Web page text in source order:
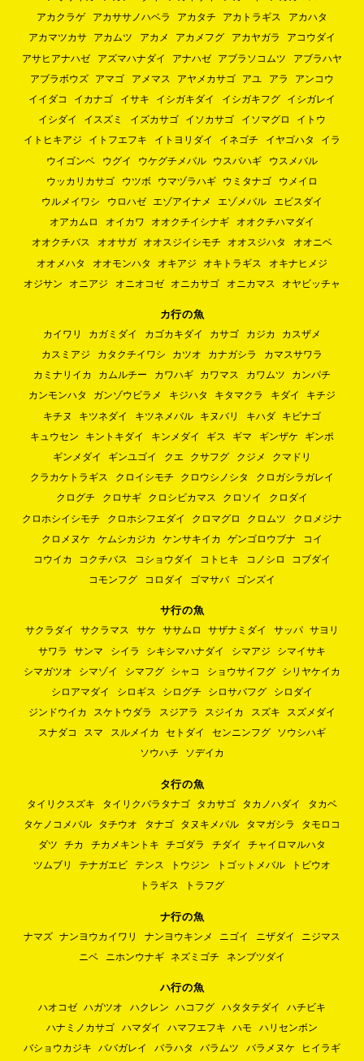
アカクラゲ
アカササノハベラ アカタチ アカトラギス
アカハタ
アカマツカサ
アカムツ アカメ アカメフグ アカヤガラ
アコウダイ
アサヒアナハゼ
アズマハナダイ アナハゼ アブラソコムツ
アブラハヤ
アブラボウズ
アマゴ アメマス アヤメカサゴ アユ アラ
アンコウ
イイダコ
イカナゴ イサキ イシガキダイ イシガキフグ
イシガレイ
イシダイ
イスズミ イズカサゴ イソカサゴ イソマグロ
イトウ
イトヒキアジ
イトフエフキ イトヨリダイ イネゴチ イヤゴハタ
イラ
ウイゴンベ
ウグイ ウケグチメバル ウスバハギ
ウスメバル
ウッカリカサゴ
ウツボ ウマヅラハギ ウミタナゴ
ウメイロ
ウルメイワシ
ウロハゼ エゾアイナメ エゾメバル
エビスダイ
オアカムロ
オイカワ オオクチイシナギ
オオクチハマダイ
オオクチバス
オオサガ オオスジイシモチ オオスジハタ
オオニベ
オオメハタ
オオモンハタ オキアジ オキトラギス
オキナヒメジ
オジサン
オニアジ オニオコゼ オニカサゴ オニカマス オヤビッチャ
カ行の魚
カイワリ カガミダイ カゴカキダイ カサゴ カジカ
カスザメ
カスミアジ
カタクチイワシ カツオ カナガシラ
カマスサワラ
カミナリイカ
カムルチー カワハギ カワマス カワムツ
カンパチ
カンモンハタ
ガンゾウビラメ キジハタ キタマクラ キダイ
キチジ
キチヌ
キツネダイ キツネメバル キヌバリ キハダ
キビナゴ
キュウセン
キントキダイ キンメダイ ギス ギマ ギンザケ
ギンポ
ギンメダイ
ギンユゴイ クエ クサフグ クジメ
クマドリ
クラカケトラギス
クロイシモチ クロウシノシタ
クロガシラガレイ
クログチ
クロサギ クロシビカマス クロソイ
クロダイ
クロホシイシモチ
クロホシフエダイ クロマグロ クロムツ
クロメジナ
クロメヌケ
ケムシカジカ ケンサキイカ ゲンゴロウブナ
コイ
コウイカ
コクチバス コショウダイ コトヒキ コノシロ
コブダイ
コモンフグ
コロダイ ゴマサバ ゴンズイ
サ行の魚
サクラダイ サクラマス サケ ササムロ サザナミダイ サッパ サヨリ
サワラ
サンマ シイラ シキシマハナダイ シマアジ
シマイサキ
シマガツオ
シマゾイ シマフグ シャコ ショウサイフグ
シリヤケイカ
シロアマダイ
シロギス シログチ シロサバフグ
シロダイ
ジンドウイカ
スケトウダラ スジアラ スジイカ スズキ
スズメダイ
スナダコ
スマ スルメイカ セトダイ センニンフグ
ソウシハギ
ソウハチ
ソデイカ
タ行の魚
タイリクスズキ タイリクバラタナゴ タカサゴ タカノハダイ
タカベ
タケノコメバル
タチウオ タナゴ タヌキメバル タマガシラ
タモロコ
ダツ
チカ チカメキントキ チゴダラ チダイ
チャイロマルハタ
ツムブリ
テナガエビ テンス トウジン トゴットメバル
トビウオ
トラギス
トラフグ
ナ行の魚
ナマズ ナンヨウカイワリ ナンヨウキンメ ニゴイ ニザダイ
ニジマス
ニベ
ニホンウナギ ネズミゴチ ネンブツダイ
ハ行の魚
ハオコゼ ハガツオ ハクレン ハコフグ ハタタテダイ
ハチビキ
ハナミノカサゴ
ハマダイ ハマフエフキ ハモ
ハリセンボン
バショウカジキ
ババガレイ バラハタ バラムツ バラメヌケ
ヒイラギ